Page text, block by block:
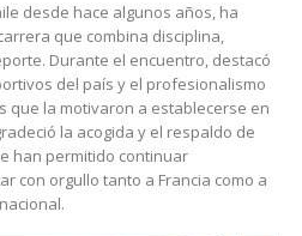
desde hace algunos años, ha
que combina disciplina,
Durante el encuentro, destacó
del país y el profesionalismo
que la motivaron a establecerse en
la acogida y el respaldo de
han permitido continuar
con orgullo tanto a Francia como a